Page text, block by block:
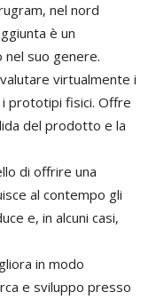
, nel nord
è un
nel suo genere.
valutare virtualmente i
i prototipi fisici. Offre
del prodotto e la
di offrire una
al contempo gli
e, in alcuni casi,
in modo
e sviluppo presso